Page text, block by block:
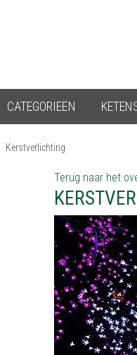
CATEGORIEËN
Kerstverlichting
Terug naar het